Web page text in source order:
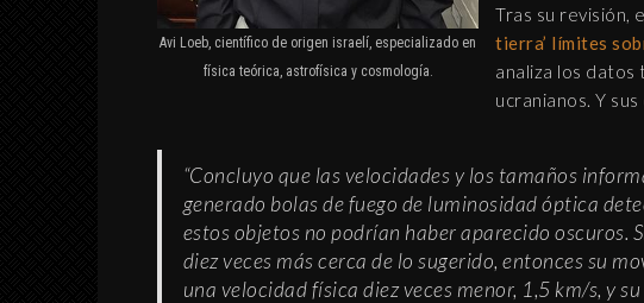
Avi Loeb, científico de origen israelí, especializado en
física teórica, astrofísica y cosmología.
Tras su revisión,
tierra’ límites
analiza los datos
ucranianos. Y
“Concluyo que las velocidades y los tamaños
generado bolas de fuego de luminosidad óptica
estos objetos no podrían haber aparecido oscuros.
diez veces más cerca de lo sugerido, entonces su
una velocidad física diez veces menor, 1,5 km/s, y